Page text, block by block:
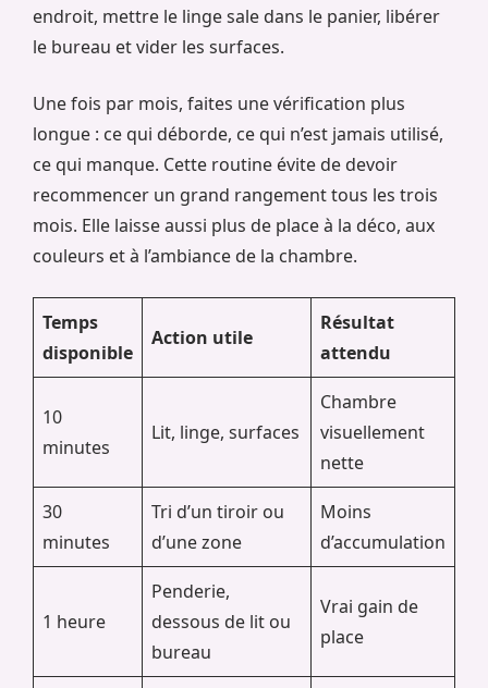
endroit, mettre le linge sale dans le panier, libérer
le bureau et vider les surfaces.
Une fois par mois, faites une vérification plus
longue : ce qui déborde, ce qui n’est jamais utilisé,
ce qui manque. Cette routine évite de devoir
recommencer un grand rangement tous les trois
mois. Elle laisse aussi plus de place à la déco, aux
couleurs et à l’ambiance de la chambre.
Temps
disponible
Action utile
Résultat
attendu
10
minutes
Lit, linge, surfaces
Chambre
visuellement
nette
30
minutes
Tri d’un tiroir ou
d’une zone
Moins
d’accumulation
1 heure
Penderie,
dessous de lit ou
bureau
Vrai gain de
place